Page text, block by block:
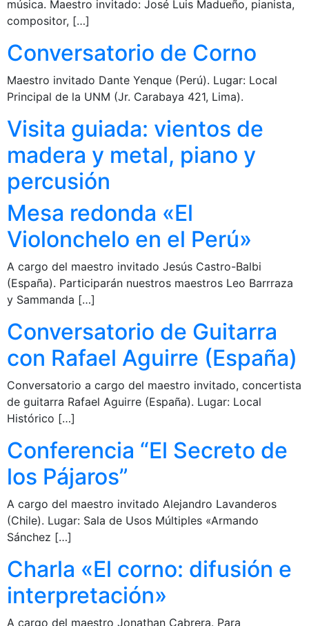
música. Maestro invitado: José Luis Madueño, pianista,
compositor, […]
Conversatorio de Corno
Maestro invitado Dante Yenque (Perú). Lugar: Local
Principal de la UNM (Jr. Carabaya 421, Lima).
Visita guiada: vientos de
madera y metal, piano y
percusión
Mesa redonda «El
Violonchelo en el Perú»
A cargo del maestro invitado Jesús Castro-Balbi
(España). Participarán nuestros maestros Leo Barrraza
y Sammanda […]
Conversatorio de Guitarra
con Rafael Aguirre (España)
Conversatorio a cargo del maestro invitado, concertista
de guitarra Rafael Aguirre (España). Lugar: Local
Histórico […]
Conferencia “El Secreto de
los Pájaros”
A cargo del maestro invitado Alejandro Lavanderos
(Chile). Lugar: Sala de Usos Múltiples «Armando
Sánchez […]
Charla «El corno: difusión e
interpretación»
A cargo del maestro Jonathan Cabrera. Para